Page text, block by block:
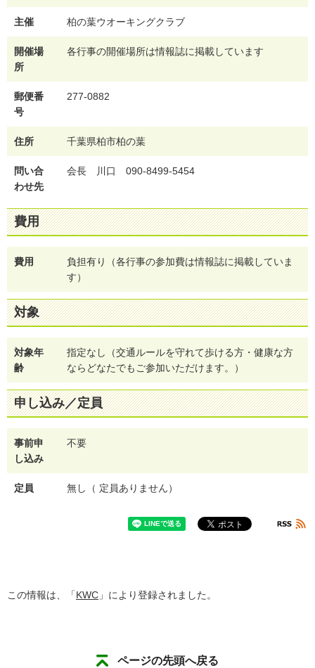
主催 柏の葉ウオーキングクラブ
開催場
所
各行事の開催場所は情報誌に掲載しています
郵便番
号
277-0882
住所 千葉県柏市柏の葉
問い合
わせ先
会長 川口 090-8499-5454
費用
費用
負担有り（各行事の参加費は情報誌に掲載していま
す）
対象
対象年
齢
指定なし（交通ルールを守れて歩ける方・健康な方
ならどなたでもご参加いただけます。）
申し込み／定員
事前申
し込み
不要
定員 無し（ 定員ありません）
この情報は、「KWC 」により登録されました。
ページの先頭へ戻る